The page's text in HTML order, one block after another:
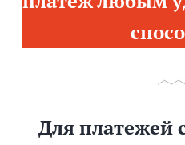
Для платежей